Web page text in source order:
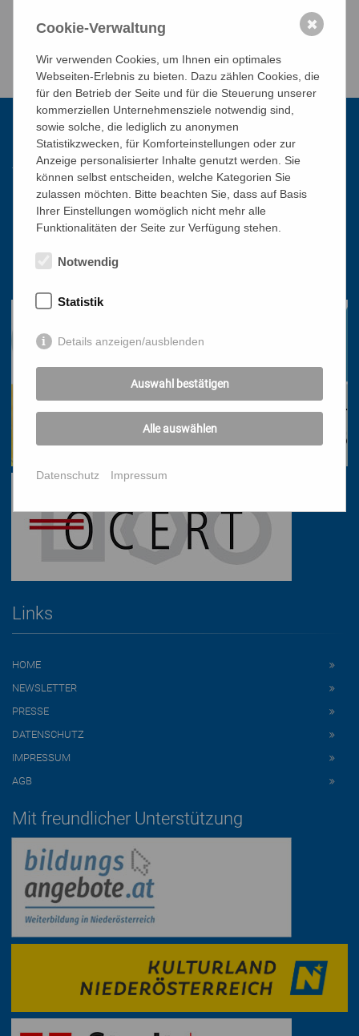
Kontakt
Katholisches Bildungswerk Wien
1010 Wien, Stephansplatz 3
Links
HOME
NEWSLETTER
PRESSE
DATENSCHUTZ
IMPRESSUM
AGB
Mit freundlicher Unterstützung
Cookie-Verwaltung
Wir verwenden Cookies, um Ihnen ein optimales
Webseiten-Erlebnis zu bieten. Dazu zählen Cookies, die
für den Betrieb der Seite und für die Steuerung unserer
kommerziellen Unternehmensziele notwendig sind,
sowie solche, die lediglich zu anonymen
Statistikzwecken, für Komforteinstellungen oder zur
Anzeige personalisierter Inhalte genutzt werden. Sie
können selbst entscheiden, welche Kategorien Sie
zulassen möchten. Bitte beachten Sie, dass auf Basis
Ihrer Einstellungen womöglich nicht mehr alle
Funktionalitäten der Seite zur Verfügung stehen.
Notwendig
Statistik
Details anzeigen/ausblenden
Auswahl bestätigen
Alle auswählen
Datenschutz Impressum
✖